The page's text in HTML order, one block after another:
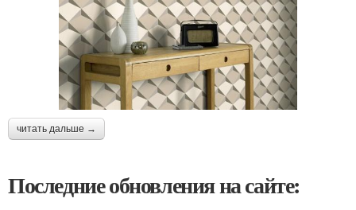
читать дальше →
Последние обновления на сайте: